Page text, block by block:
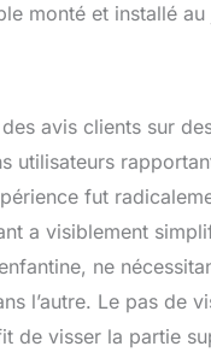
monté et installé au
avis clients sur
fut
a visiblement
ne
l’autre. Le pas de
de visser la partie